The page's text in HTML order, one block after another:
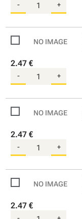
- +
2.47 €
- +
2.47 €
- +
2.47 €